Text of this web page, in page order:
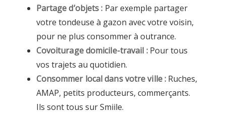
Partage d’objets : Par exemple partager
votre tondeuse à gazon avec votre voisin,
pour ne plus consommer à outrance.
Covoiturage domicile-travail :Pour tous
vos trajets au quotidien.
Consommer local dans votre ville : Ruches,
AMAP, petits producteurs, commerçants.
Ils sont tous sur Smiile.